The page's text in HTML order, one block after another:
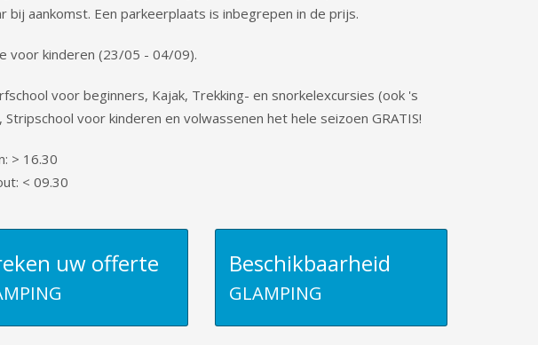
bij aankomst. Een parkeerplaats is inbegrepen in de prijs.
voor kinderen (23/05 - 04/09).
voor beginners, Kajak, Trekking- en snorkelexcursies (ook 's
Stripschool voor kinderen en volwassenen het hele seizoen GRATIS!
> 16.30
< 09.30
uw offerte Beschikbaarheid
GLAMPING